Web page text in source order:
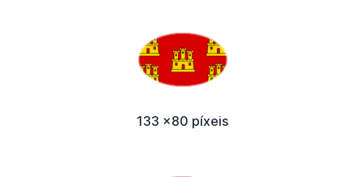
133 x80 píxeis